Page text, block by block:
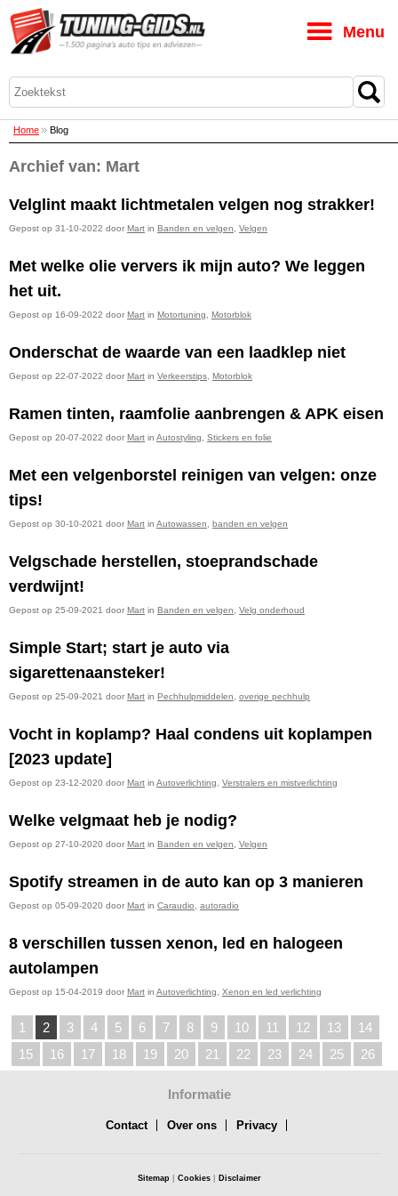
Home Blog
Archief van: Mart
Velglint maakt lichtmetalen velgen nog strakker!
Gepost op 31-10-2022 door Mart in Banden en velgen Velgen
Met welke olie ververs ik mijn auto? We leggen
het uit.
Gepost op 16-09-2022 door Mart in Motortuning Motorblok
Onderschat de waarde van een laadklep niet
Gepost op 22-07-2022 door Mart in Verkeerstips Motorblok
Ramen tinten, raamfolie aanbrengen & APK eisen
Gepost op 20-07-2022 door Mart in Autostyling Stickers en folie
Met een velgenborstel reinigen van velgen: onze
tips!
Gepost op 30-10-2021 door Mart in Autowassen banden en velgen
Velgschade herstellen, stoeprandschade
verdwijnt!
Gepost op 25-09-2021 door Mart in Banden en velgen Velg onderhoud
Simple Start; start je auto via
sigarettenaansteker!
Gepost op 25-09-2021 door Mart in Pechhulpmiddelen overige pechhulp
Vocht in koplamp? Haal condens uit koplampen
[2023 update]
Gepost op 23-12-2020 door Mart in Autoverlichting Verstralers en mistverlichting
Welke velgmaat heb je nodig?
Gepost op 27-10-2020 door Mart in Banden en velgen Velgen
Spotify streamen in de auto kan op 3 manieren
Gepost op 05-09-2020 door Mart in Caraudio autoradio
8 verschillen tussen xenon, led en halogeen
autolampen
Gepost op 15-04-2019 door Mart in Autoverlichting Xenon en led verlichting
1 2 3 4 5 6 7 8 9 10 11 12 13
14
15
16 17 18 19 20 21 22 23 24 25 26
Informatie
Contact Over ons Privacy
Sitemap Cookies| Disclaimer